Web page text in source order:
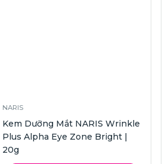
NARIS
Kem Dưỡng Mắt NARIS Wrinkle
Plus Alpha Eye Zone Bright |
20g